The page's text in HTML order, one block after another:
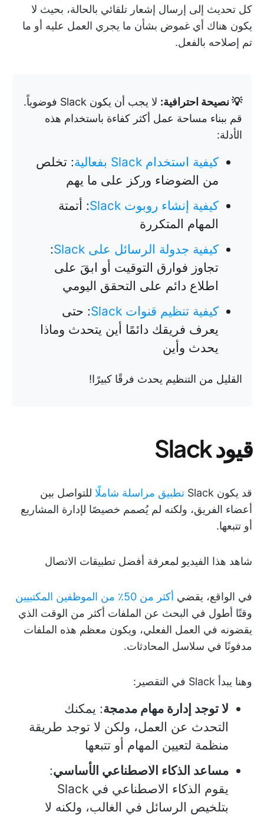
كل تحديث إلى إرسال إشعار تلقائي بالحالة، بحيث لا
يكون هناك أي غموض بشأن ما يجري العمل عليه أو ما
تم إصلاحه بالفعل.
💡 نصيحة احترافية:
لا يجب أن يكون Slack فوضوياً.
قم ببناء مساحة عمل أكثر كفاءة باستخدام هذه
الأدلة:
كيفية استخدام Slack بفعالية
: تخلص
من الضوضاء وركز على ما يهم
كيفية إنشاء روبوت Slack
: أتمتة
المهام المتكررة
كيفية جدولة الرسائل على Slack
:
تجاوز فوارق التوقيت أو ابقَ على
اطلاع دائم على التحقق اليومي
كيفية تنظيم قنوات Slack
: حتى
يعرف فريقك دائمًا أين يتحدث وماذا
يحدث وأين
القليل من التنظيم يحدث فرقًا كبيرًا!
قيود Slack
قد يكون Slack تطبيق مراسلة شاملًا للتواصل بين
أعضاء الفريق، ولكنه لم يُصمم خصيصًا لإدارة المشاريع
أو تتبعها.
شاهد هذا الفيديو لمعرفة أفضل تطبيقات الاتصال
في الواقع، يقضي أكثر من 50٪ من الموظفين المكتبيين
وقتًا أطول في البحث عن الملفات أكثر من الوقت الذي
يقضونه في العمل الفعلي، ويكون معظم هذه الملفات
مدفونًا في سلاسل المحادثات.
وهنا يبدأ Slack في التقصير:
لا توجد إدارة مهام مدمجة: يمكنك
التحدث عن العمل، ولكن لا توجد طريقة
منظمة لتعيين المهام أو تتبعها
مساعد الذكاء الاصطناعي الأساسي:
يقوم الذكاء الاصطناعي في Slack
بتلخيص الرسائل في الغالب، ولكنه لا